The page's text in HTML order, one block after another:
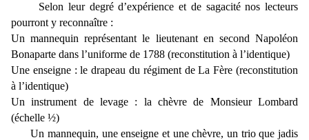
Selon leur degré d’expérience et de sagacité nos lecteurs
pourront y reconnaître :
Un mannequin représentant le lieutenant en second Napoléon
Bonaparte dans l’uniforme de 1788 (reconstitution à l’identique)
Une enseigne : le drapeau du régiment de La Fère (reconstitution
à l’identique)
Un instrument de levage : la chèvre de Monsieur Lombard
(échelle ½)
Un mannequin, une enseigne et une chèvre, un trio que jadis